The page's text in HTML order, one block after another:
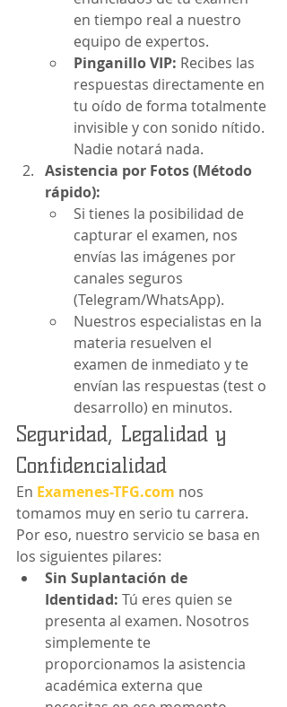
en tiempo real a nuestro
equipo de expertos.
Pinganillo VIP: Recibes las
respuestas directamente en
tu oído de forma totalmente
invisible y con sonido nítido.
Nadie notará nada.
Asistencia por Fotos (Método
rápido):
Si tienes la posibilidad de
capturar el examen, nos
envías las imágenes por
canales seguros
(Telegram/WhatsApp).
Nuestros especialistas en la
materia resuelven el
examen de inmediato y te
envían las respuestas (test o
desarrollo) en minutos.
Seguridad, Legalidad y
Confidencialidad
En Examenes-TFG.com nos
tomamos muy en serio tu carrera.
Por eso, nuestro servicio se basa en
los siguientes pilares:
Sin Suplantación de
Identidad: Tú eres quien se
presenta al examen. Nosotros
simplemente te
proporcionamos la asistencia
académica externa que